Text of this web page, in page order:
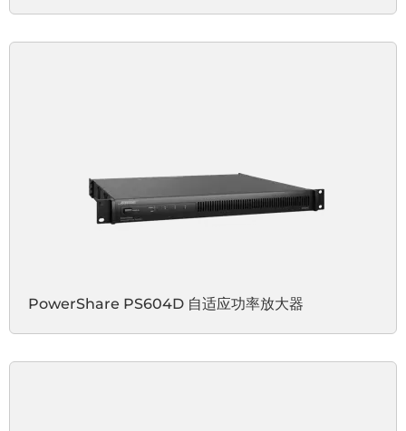
PowerShare PS604D 自适应功率放大器